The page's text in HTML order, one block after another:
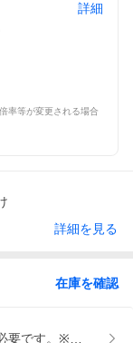
詳細
率等が変更される場合
詳細を見る
在庫を確認
要です。※決済後に